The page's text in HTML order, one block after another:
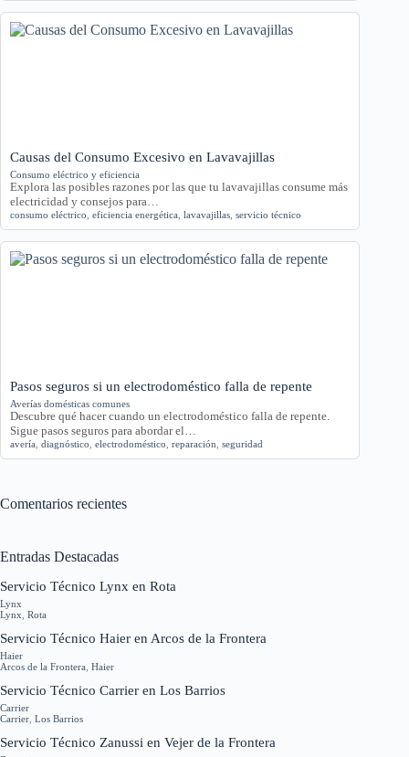
Causas del Consumo Excesivo en Lavavajillas
Consumo eléctrico y eficiencia
Explora las posibles razones por las que tu lavavajillas consume más
electricidad y consejos para…
consumo eléctrico eficiencia energética lavavajillas servicio técnico
Pasos seguros si un electrodoméstico falla de repente
Averías domésticas comunes
Descubre qué hacer cuando un electrodoméstico falla de repente.
Sigue pasos seguros para abordar el…
avería diagnóstico electrodoméstico reparación seguridad
Comentarios recientes
Entradas Destacadas
Servicio Técnico Lynx en Rota
Lynx
Lynx Rota
Servicio Técnico Haier en Arcos de la Frontera
Haier
Arcos de la Frontera Haier
Servicio Técnico Carrier en Los Barrios
Carrier
Carrier Los Barrios
Servicio Técnico Zanussi en Vejer de la Frontera